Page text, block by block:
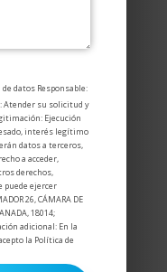
datos Responsable:
Atender su solicitud y
Ejecución
interés legítimo
datos a terceros,
a acceder,
derechos,
puede ejercer
26, CÁMARA DE
18014;
adicional: En la
la Política de